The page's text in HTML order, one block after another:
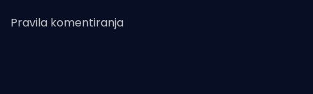
Pravila komentiranja